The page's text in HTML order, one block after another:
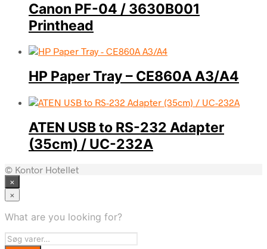
Canon PF-04 / 3630B001
Printhead
HP Paper Tray – CE860A A3/A4
ATEN USB to RS-232 Adapter
(35cm) / UC-232A
© Kontor Hotellet
×
×
What are you looking for?